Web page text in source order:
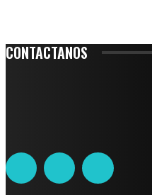
CONTACTANOS